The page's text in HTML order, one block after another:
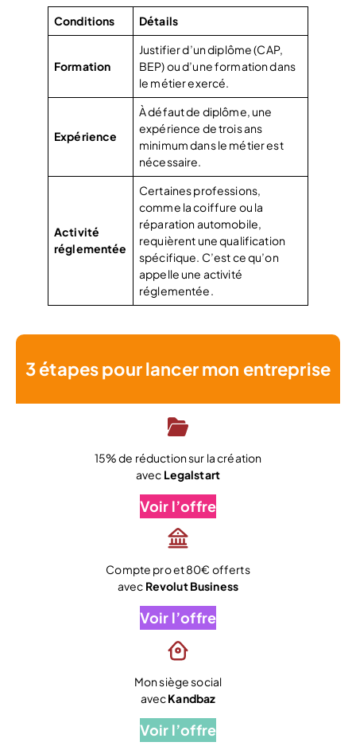
Conditions Détails
Formation
Justifier d’un diplôme (CAP,
BEP) ou d’une formation dans
le métier exercé.
Expérience
À défaut de diplôme, une
expérience de trois ans
minimum dans le métier est
nécessaire.
Activité
réglementée
Certaines professions,
comme la coiffure ou la
réparation automobile,
requièrent une qualification
spécifique. C’est ce qu’on
appelle une activité
réglementée.
3 étapes pour lancer mon entreprise
15% de réduction sur la création
avec Legalstart
Voir l’offre
Compte pro et 80€ offerts
avec Revolut Business
Voir l’offre
Mon siège social
avecKandbaz
Voir l’offre